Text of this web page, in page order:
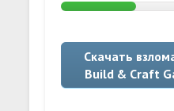
Скачать
Build & Craft